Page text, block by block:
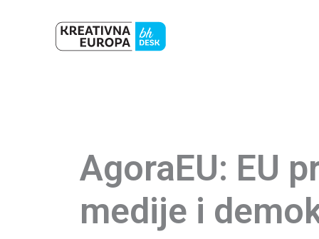
AgoraEU: EU
medije i